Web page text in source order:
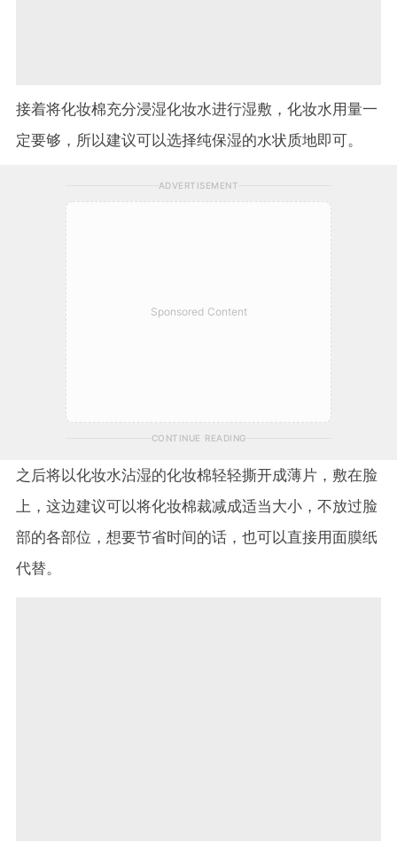
接着将化妆棉充分浸湿化妆水进行湿敷，化妆水用量一
定要够，所以建议可以选择纯保湿的水状质地即可。
ADVERTISEMENT
Sponsored Content
CONTINUE READING
之后将以化妆水沾湿的化妆棉轻轻撕开成薄片，敷在脸
上，这边建议可以将化妆棉裁减成适当大小，不放过脸
部的各部位，想要节省时间的话，也可以直接用面膜纸
代替。